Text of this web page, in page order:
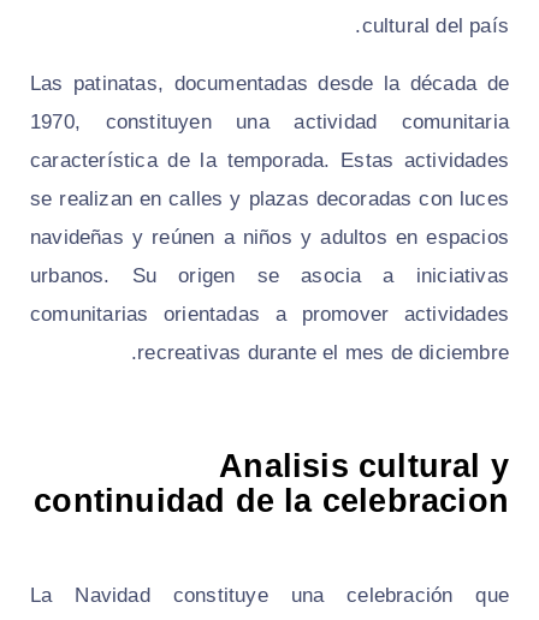
cultural del país.
Las patinatas, documentadas desde la década de
1970, constituyen una actividad comunitaria
característica de la temporada. Estas actividades
se realizan en calles y plazas decoradas con luces
navideñas y reúnen a niños y adultos en espacios
urbanos. Su origen se asocia a iniciativas
comunitarias orientadas a promover actividades
recreativas durante el mes de diciembre.
Analisis cultural y
continuidad de la celebracion
La Navidad constituye una celebración que